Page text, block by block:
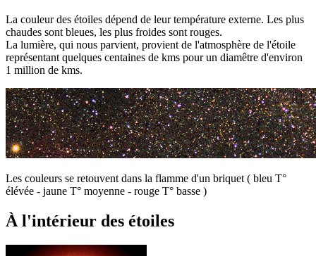
La couleur des étoiles dépend de leur température externe. Les plus
chaudes sont bleues, les plus froides sont rouges.
La lumière, qui nous parvient, provient de l'atmosphère de l'étoile
représentant quelques centaines de kms pour un diamêtre d'environ
1 million de kms.
Les couleurs se retouvent dans la flamme d'un briquet ( bleu T°
élévée - jaune T° moyenne - rouge T° basse )
À l'intérieur des étoiles